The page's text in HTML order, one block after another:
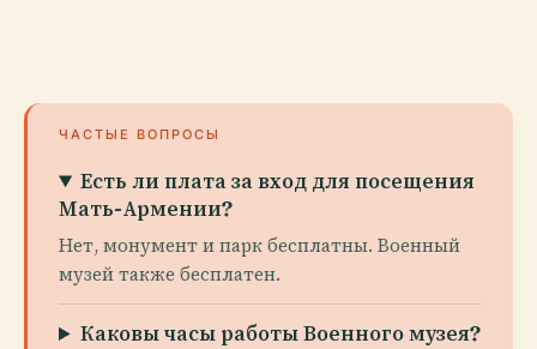
ЧАСТЫЕ ВОПРОСЫ
Есть ли плата за вход для посещения
Мать-Армении?
Нет, монумент и парк бесплатны. Военный
музей также бесплатен.
Каковы часы работы Военного музея?